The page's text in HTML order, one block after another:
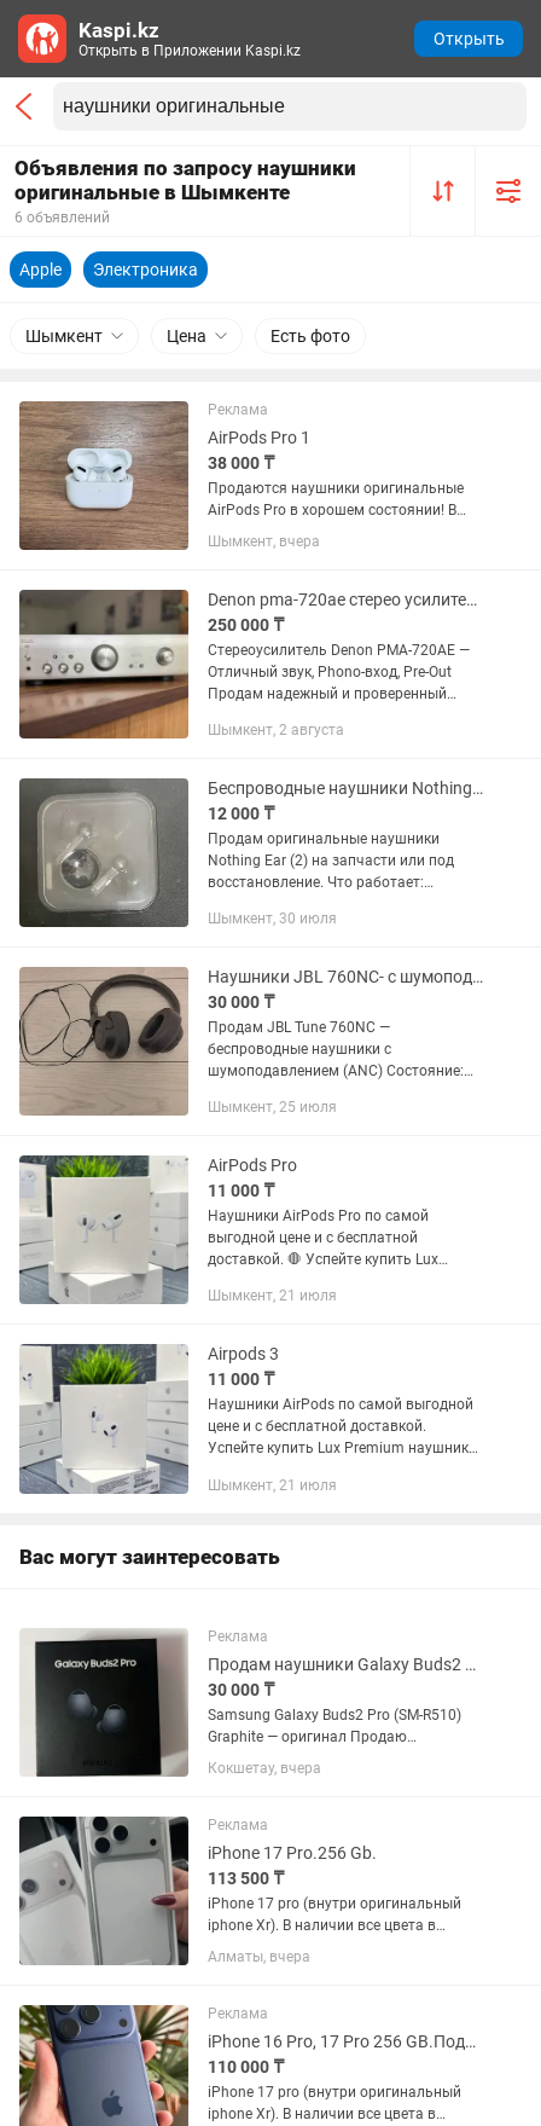
Объявления по запросу наушники
оригинальные в Шымкенте
6 объявлений
Apple Электроника
Шымкент Цена Есть фото
Реклама
AirPods Pro 1
38 000 ₸
Продаются наушники оригинальные
AirPods Pro в хорошем состоянии! В
комплекте: коробка, документы, кейс с
наушниками, два вида оригинальных
чистый, вообще не...
Шымкент, вчера
Denon pma-720ae стерео усилитель
250 000 ₸
Стереоусилитель Denon PMA-720AE —
Отличный звук, Phono-вход, Pre-Out
Продам надежный и проверенный
стереоусилитель Denon PMA-720AE в
своим...
Шымкент, 2 августа
Беспроводные наушники Nothing Ear (2) - НА ЗАПЧАСТИ
12 000 ₸
Продам оригинальные наушники
Nothing Ear (2) на запчасти или под
восстановление. Что работает:
заряжается без проблем. Сами
Шымкент, 30 июля
Наушники JBL 760NC- с шумоподавлением (ANC)
30 000 ₸
Продам JBL Tune 760NC —
беспроводные наушники с
шумоподавлением (ANC) Состояние:
рабочие, амбушюры и корпус в
наушники, кабель 3.5...
Шымкент, 25 июля
AirPods Pro
11 000 ₸
Наушники AirPods Pro по самой
выгодной цене и с бесплатной
доставкой. 🛑 Успейте купить Lux
качеству 1 в 1 с оригинальными
так же,...
Шымкент, 21 июля
Airpods 3
11 000 ₸
Наушники AirPods по самой выгодной
цене и с бесплатной доставкой.
Успейте купить Lux Premium наушники
оригинальными наушниками. Все
Шымкент, 21 июля
Вас могут заинтересовать
Реклама
Продам наушники Galaxy Buds2 Pro
30 000 ₸
Samsung Galaxy Buds2 Pro (SM-R510)
Graphite — оригинал Продаю
оригинальные беспроводные
наушники Samsung Galaxy Buds2 Pro в
Samsung ✅ Модель: SM-R510 ✅ Цвет:...
Кокшетау, вчера
Реклама
iPhone 17 Pro.256 Gb.
113 500 ₸
iPhone 17 pro (внутри оригинальный
iphone Xr). В наличии все цвета в
линейке: черный титан, синий титан,
натуральный титан, белый титан.В
Аирподс Все функции в айфоне...
Алматы, вчера
Реклама
iPhone 16 Pro, 17 Pro 256 GB.Подарок Аирподс
110 000 ₸
iPhone 17 pro (внутри оригинальный
iphone Xr). В наличии все цвета в
Kaspi.kz
Открыть в Приложении Kaspi.kz
Открыть